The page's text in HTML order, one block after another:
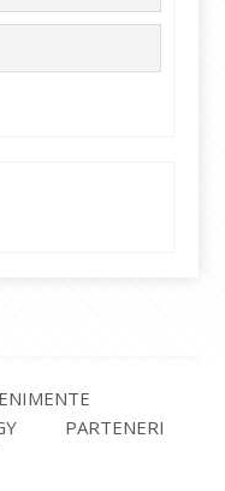
PARTENERI